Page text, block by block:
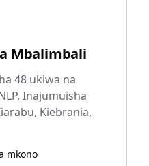
Mbalimbali
48 ukiwa na
Inajumuisha
Kiebrania,
mkono